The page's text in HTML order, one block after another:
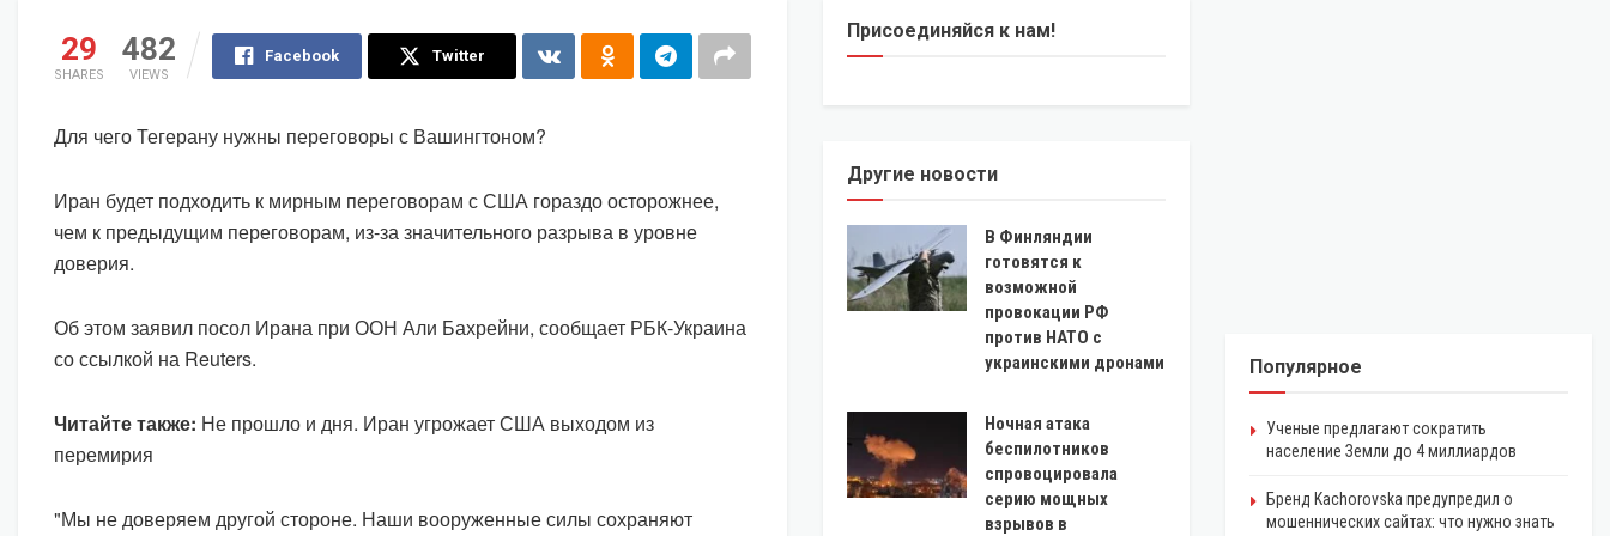
29
SHARES
482
VIEWS
Facebook Twitter
Для чего Тегерану нужны переговоры с Вашингтоном?
Иран будет подходить к мирным переговорам с США гораздо осторожнее,
чем к предыдущим переговорам, из-за значительного разрыва в уровне
доверия.
Об этом заявил посол Ирана при ООН Али Бахрейни, сообщает РБК-Украина
со ссылкой на Reuters.
Читайте также: Не прошло и дня. Иран угрожает США выходом из
перемирия
"Мы не доверяем другой стороне. Наши вооруженные силы сохраняют
Присоединяйся к нам!
Другие новости
В Финляндии
готовятся к
возможной
провокации РФ
против НАТО с
украинскими дронами
Ночная атака
беспилотников
спровоцировала
серию мощных
взрывов в
Популярное
Ученые предлагают сократить
население Земли до 4 миллиардов
Бренд Kachorovska предупредил о
мошеннических сайтах: что нужно знать